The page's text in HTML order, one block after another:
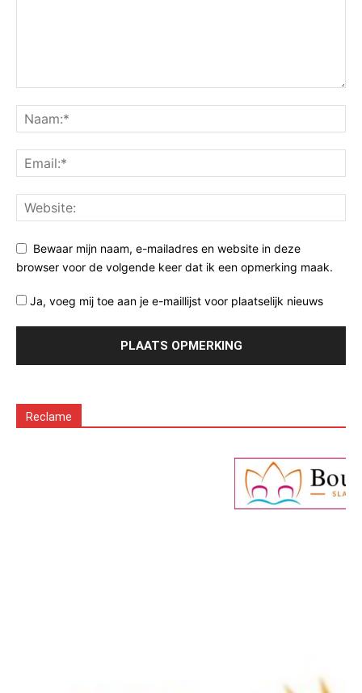
Bewaar mijn naam, e-mailadres en website in deze
browser voor de volgende keer dat ik een opmerking maak.
Ja, voeg mij toe aan je e-maillijst voor plaatselijk nieuws
Reclame